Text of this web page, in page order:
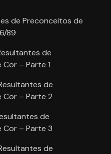
de Preconceitos de
89
de
– Parte 1
de
Cor – Parte 2
de
Cor – Parte 3
de